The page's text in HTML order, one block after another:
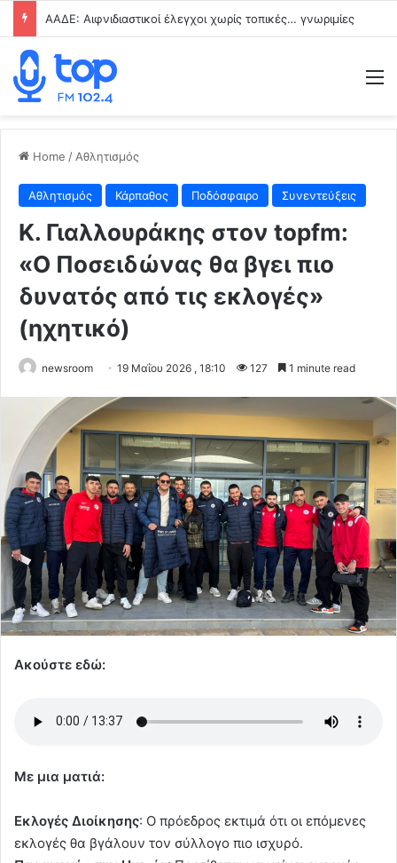
ΑΑΔΕ: Αιφνιδιαστικοί έλεγχοι χωρίς τοπικές… γνωριμίες
Home / Αθλητισμός
Αθλητισμός Κάρπαθος Ποδόσφαιρο Συνεντεύξεις
Κ. Γιαλλουράκης στον topfm:
«Ο Ποσειδώνας θα βγει πιο
δυνατός από τις εκλογές»
(ηχητικό)
newsroom 19 Μαΐου 2026 , 18:10 127 1 minute read
Ακούστε εδώ:
Με μια ματιά:
Εκλογές Διοίκησης: Ο πρόεδρος εκτιμά ότι οι επόμενες
εκλογές θα βγάλουν τον σύλλογο πιο ισχυρό.